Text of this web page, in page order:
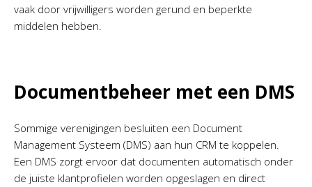
vaak door vrijwilligers worden gerund en beperkte
middelen hebben.
Documentbeheer met een DMS
Sommige verenigingen besluiten een Document
Management Systeem (DMS) aan hun CRM te koppelen.
Een DMS zorgt ervoor dat documenten automatisch onder
de juiste klantprofielen worden opgeslagen en direct